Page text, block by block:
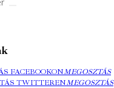
FACEBOOKONMEGOSZTÁS
TWITTERENMEGOSZTÁS